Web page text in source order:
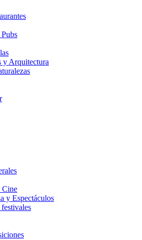
y Arquitectura
Cine
y Espectáculos